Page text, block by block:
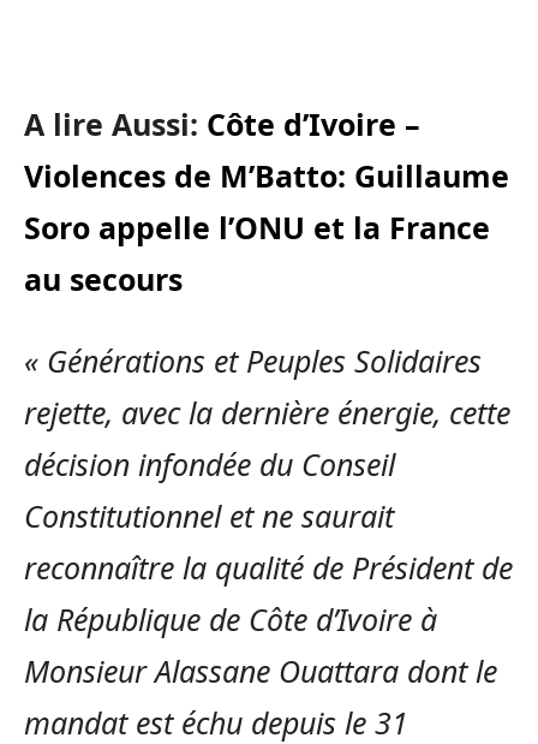
A lire Aussi: Côte d’Ivoire –
Violences de M’Batto: Guillaume
Soro appelle l’ONU et la France
au secours
« Générations et Peuples Solidaires
rejette, avec la dernière énergie, cette
décision infondée du Conseil
Constitutionnel et ne saurait
reconnaître la qualité de Président de
la République de Côte d’Ivoire à
Monsieur Alassane Ouattara dont le
mandat est échu depuis le 31